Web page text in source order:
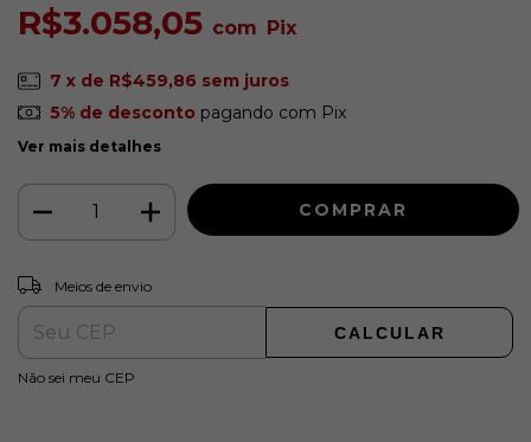
R$3.058,05 com Pix
7 x de R$459,86 sem juros
5% de desconto pagando com Pix
Ver mais detalhes
Entregas para o CEP:
Meios de envio
CALCULAR
Não sei meu CEP